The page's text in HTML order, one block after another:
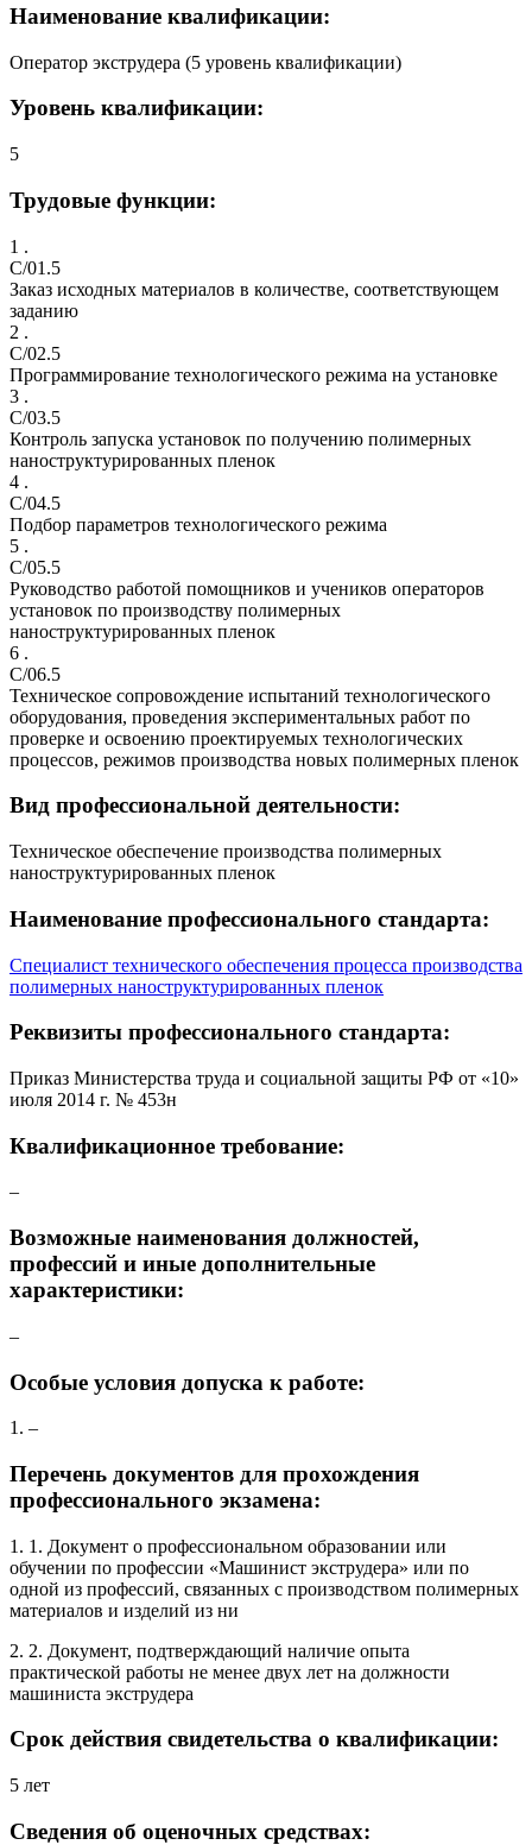
Наименование квалификации:
Оператор экструдера (5 уровень квалификации)
Уровень квалификации:
5
Трудовые функции:
1 .
C/01.5
Заказ исходных материалов в количестве, соответствующем
заданию
2 .
C/02.5
Программирование технологического режима на установке
3 .
C/03.5
Контроль запуска установок по получению полимерных
наноструктурированных пленок
4 .
C/04.5
Подбор параметров технологического режима
5 .
C/05.5
Руководство работой помощников и учеников операторов
установок по производству полимерных
наноструктурированных пленок
6 .
C/06.5
Техническое сопровождение испытаний технологического
оборудования, проведения экспериментальных работ по
проверке и освоению проектируемых технологических
процессов, режимов производства новых полимерных пленок
Вид профессиональной деятельности:
Техническое обеспечение производства полимерных
наноструктурированных пленок
Наименование профессионального стандарта:
Специалист технического обеспечения процесса производства
полимерных наноструктурированных пленок
Реквизиты профессионального стандарта:
Приказ Министерства труда и социальной защиты РФ от «10»
июля 2014 г. № 453н
Квалификационное требование:
–
Возможные наименования должностей,
профессий и иные дополнительные
характеристики:
–
Особые условия допуска к работе:
1. –
Перечень документов для прохождения
профессионального экзамена:
1. 1. Документ о профессиональном образовании или
обучении по профессии «Машинист экструдера» или по
одной из профессий, связанных с производством полимерных
материалов и изделий из ни
2. 2. Документ, подтверждающий наличие опыта
практической работы не менее двух лет на должности
машиниста экструдера
Срок действия свидетельства о квалификации:
5 лет
Сведения об оценочных средствах: